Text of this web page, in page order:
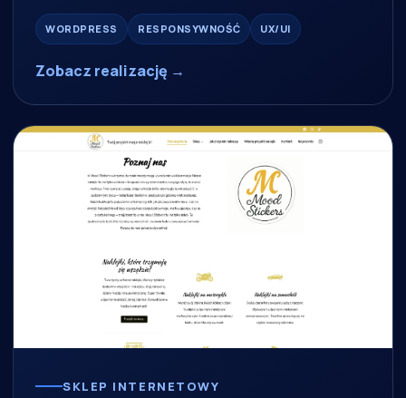
WORDPRESS RESPONSYWNOŚĆ UX/UI
Zobacz realizację →
SKLEP INTERNETOWY